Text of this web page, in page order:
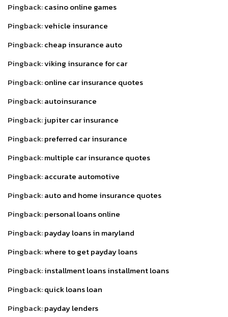
Pingback:casino online games
Pingback:vehicle insurance
Pingback:cheap insurance auto
Pingback:viking insurance for car
Pingback:online car insurance quotes
Pingback:autoinsurance
Pingback:jupiter car insurance
Pingback:preferred car insurance
Pingback:multiple car insurance quotes
Pingback:accurate automotive
Pingback:auto and home insurance quotes
Pingback:personal loans online
Pingback:payday loans in maryland
Pingback:where to get payday loans
Pingback:installment loans installment loans
Pingback:quick loans loan
Pingback:payday lenders